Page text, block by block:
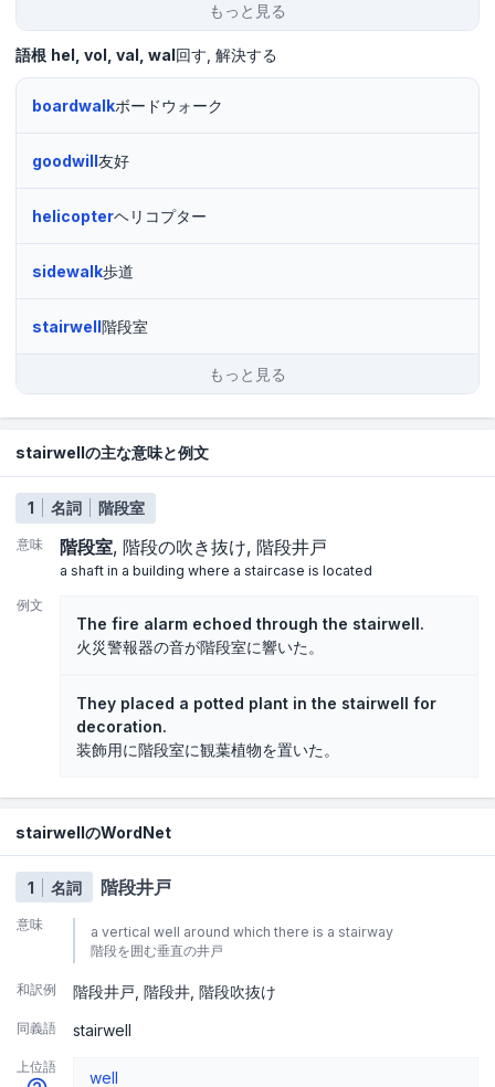
もっと見る
語根 hel vol val wal回す 解決する
boardwalkボードウォーク
goodwill友好
helicopterヘリコプター
sidewalk歩道
stairwell階段室
もっと見る
stairwellの主な意味と例文
1 名詞 階段室
意味 階段室 階段の吹き抜け 階段井戸
a shaft in a building where a staircase is located
例文
The fire alarm echoed through the stairwell.
火災警報器の音が階段室に響いた。
They placed a potted plant in the stairwell for
decoration.
装飾用に階段室に観葉植物を置いた。
stairwellのWordNet
1 名詞 階段井戸
意味
a vertical well around which there is a stairway
階段を囲む垂直の井戸
和訳例 階段井戸 階段井 階段吹抜け
同義語 stairwell
上位語
well